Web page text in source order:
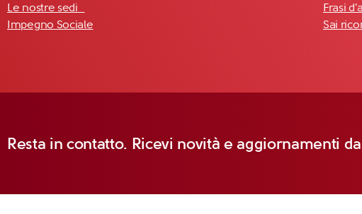
Le nostre sedi
Impegno Sociale
Frasi
Sai
Resta in contatto. Ricevi novità e aggiornamenti